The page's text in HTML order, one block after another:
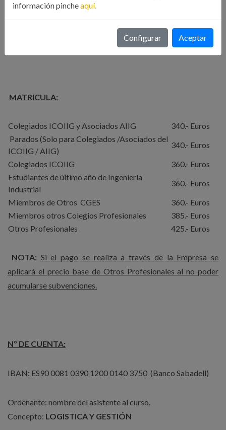
Durante más de 20 años ha trabajado en entornos logísticos y
MATRICULA:
Colegiados ICOIIG y Asociados AIIG
340.- Euros
Parados (Solo para Colegiados /Asociados del
ICOIIG / AIIG)
340.- Euros
Colegiados ICOIIG
360.- Euros
Estudiantes de último año de Ingeniería
Industrial
360.- Euros
Miembros de Otros CGES
360.- Euros
Miembros otros Colegios Profesionales
385.- Euros
Otros Profesionales
425.- Euros
NOTA: Si el pago se realiza a través de la Empresa se
aplicará el precio base de Otros Profesionales al no poder
acumularse subvenciones.
Nº DE CUENTA:
IBAN: ES90 0081 0390 1200 0140 3750 (Banco Sabadell)
Ordenante: nombre del asistente al curso.
Concepto: LOGISTICA Y GESTIÓN
información pincheaquí.
Configurar Aceptar